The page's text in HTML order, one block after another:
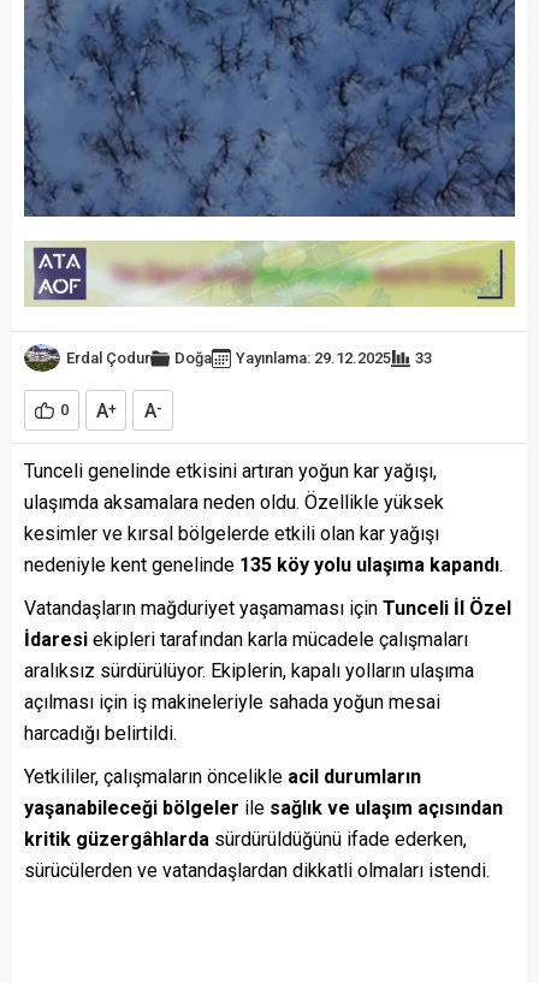
Erdal Çodur Doğa Yayınlama: 29.12.2025 33
0 A+ A-
Tunceli genelinde etkisini artıran yoğun kar yağışı,
ulaşımda aksamalara neden oldu. Özellikle yüksek
kesimler ve kırsal bölgelerde etkili olan kar yağışı
nedeniyle kent genelinde 135 köy yolu ulaşıma kapandı.
Vatandaşların mağduriyet yaşamaması için Tunceli İl Özel
İdaresi ekipleri tarafından karla mücadele çalışmaları
aralıksız sürdürülüyor. Ekiplerin, kapalı yolların ulaşıma
açılması için iş makineleriyle sahada yoğun mesai
harcadığı belirtildi.
Yetkililer, çalışmaların öncelikle acil durumların
yaşanabileceği bölgeler ile sağlık ve ulaşım açısından
kritik güzergâhlarda sürdürüldüğünü ifade ederken,
sürücülerden ve vatandaşlardan dikkatli olmaları istendi.